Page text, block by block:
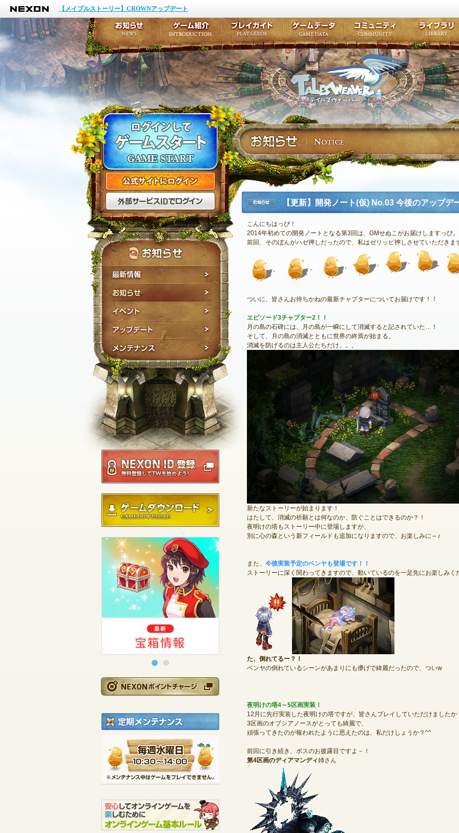
NEXON
【メイプルストーリー】CROWNアップデート
テイルズ
公式サイトにログイン
外部サービスIDでログイン
最新情報
アップデート
メンテナンス
NEXON ID登録
ゲームダウンロード
定期メンテナンス
※メンテナンス中はゲームをプレイできません。
お知らせ
【更新】開発ノート(仮) No.03 今後のアップデ
こんにちはっぴ！
2014年初めての開発ノートとなる第3回は、GMせぬこがお届けしますっぴ。
前回、そのぼんがハゼ押しだったので、私はゼリッピ押しさせていただきま
ついに、皆さんお待ちかねの最新チャプターについてお届けです！！
エピソード3チャプター2！！
月の島の石碑には、月の島が一瞬にして消滅すると記されていた…！
そして、月の島の消滅とともに世界の終焉が始まる。
消滅を防げるのは主人公たちだけ。。。
新たなストーリーが始まります！
はたして、消滅の祈願とは何なのか、防ぐことはできるのか？！
夜明けの塔もストーリー中に登場しますが、
別に心の森という新フィールドも追加になりますので、お楽しみに～♪
また、 今後実装予定のベンヤも登場です！！
ストーリーに深く関わってきますので、動いているのを一足先にお楽しみく
た、倒れてるー？！
ベンヤの倒れているシーンがあまりにも儚げで綺麗だったので、ついw
夜明けの塔4～5区画実装！
12月に先行実装した夜明けの塔ですが、皆さんプレイしていただけましたか
3区画のオブシアノースがとっても綺麗で、
頑張ってきたのが報われたように思えたのは、私だけしょうか？^^
前回に引き続き、ボスのお披露目ですよ－！
第4区画のディアマンディ姉さん
お知らせ
イベント
アップデート
メンテナンス
ゲーム紹介
ここだけは知っておこうプレイガイド
ワープポイント
ゲームデータ
ルーンスキル
コミュニティ
コミュニテ